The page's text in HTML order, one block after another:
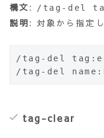
構文: /tag-del
説明: 対象から指定
/tag-del
/tag-del
tag-clear